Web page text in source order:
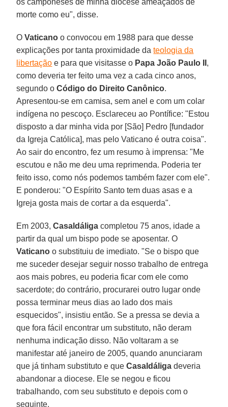
morte como eu", disse.
OVaticano o convocou em 1988 para que desse
explicações por tanta proximidade da teologia da
libertação e para que visitasse o Papa João Paulo II ,
como deveria ter feito uma vez a cada cinco anos,
segundo oCódigo do Direito Canônico.
Apresentou-se em camisa, sem anel e com um colar
indígena no pescoço. Esclareceu ao Pontífice: "Estou
disposto a dar minha vida por [São] Pedro [fundador
da Igreja Católica], mas pelo Vaticano é outra coisa".
Ao sair do encontro, fez um resumo à imprensa: "Me
escutou e não me deu uma reprimenda. Poderia ter
feito isso, como nós podemos também fazer com ele".
E ponderou: "O Espírito Santo tem duas asas e a
Igreja gosta mais de cortar a da esquerda".
Em 2003,Casaldáliga completou 75 anos, idade a
partir da qual um bispo pode se aposentar. O
Vaticano o substituiu de imediato. "Se o bispo que
me suceder desejar seguir nosso trabalho de entrega
aos mais pobres, eu poderia ficar com ele como
sacerdote; do contrário, procurarei outro lugar onde
possa terminar meus dias ao lado dos mais
esquecidos", insistiu então. Se a pressa se devia a
que fora fácil encontrar um substituto, não deram
nenhuma indicação disso. Não voltaram a se
manifestar até janeiro de 2005, quando anunciaram
que já tinham substituto e queCasaldáliga deveria
abandonar a diocese. Ele se negou e ficou
trabalhando, com seu substituto e depois com o
seguinte.